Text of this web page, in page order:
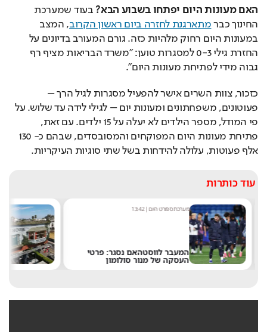
האם מעונות היום יפתחו בשבוע הבא?
בעוד שמערכת
החינוך כבר מתארגנת לחזרה ביום ראשון הקרוב
, המצב
במעונות היום רחוק מלהיות כזה. גורם המעורב בדיונים על
החזרת גילי 0-3 למסגרות טוען: "משרד הבריאות מציף רף
גבוה מידי לפתיחת מעונות היום".
כזכור, צוות השרים אישר להפעיל מסגרות לגיל הרך –
פעוטונים, משפחתונים ומעונות יום – לגילי לידה עד שלוש. על
פי המודל, מספר הילדים לא יעלה על 15 ילדים. עם זאת,
פתיחת מעונות היום המפוקחים והמסובסדים, שבהם כ- 130
אלף פעוטות, עלולה להידחות בשל שתי סוגיות העיקריות.
עוד כותרות
מערכת ספורט היום|
13:42
המעבר לווסטהאם נסגר: פרטי
העסקה של מנור סולומון